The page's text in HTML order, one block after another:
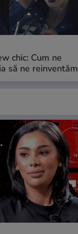
chic: Cum ne
să ne reinventăm